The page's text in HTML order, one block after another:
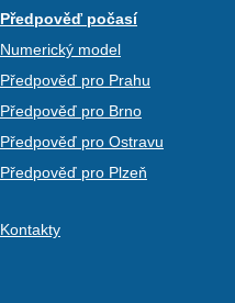
Předpověď počasí
Numerický model
Předpověď pro Prahu
Předpověď pro Brno
Předpověď pro Ostravu
Předpověď pro Plzeň
Kontakty